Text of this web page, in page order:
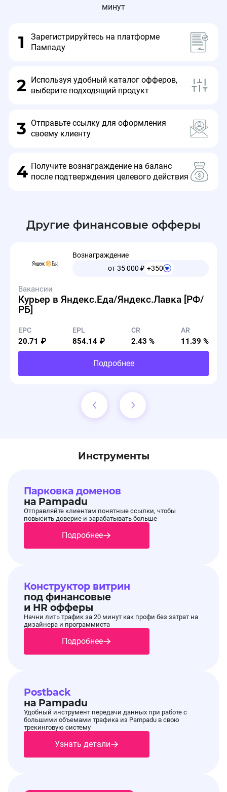
минут
1
Зарегистрируйтесь на платформе
Пампаду
2
Используя удобный каталог офферов,
выберите подходящий продукт
3 Отправьте ссылку для оформления
своему клиенту
4 Получите вознаграждение на баланс
после подтверждения целевого действия
Другие финансовые офферы
Вознаграждение
от 35 000 ₽ +350
Вакансии
Курьер в Яндекс.Еда/Яндекс.Лавка [РФ/
РБ]
EPC
20.71 ₽
EPL
854.14 ₽
CR
2.43 %
AR
11.39 %
Подробнее
Инструменты
Парковка доменов
на Pampadu
Отправляйте клиентам понятные ссылки, чтобы
повысить доверие и зарабатывать больше
Подробнее
Конструктор витрин
под финансовые
и HR офферы
Начни лить трафик за 20 минут как профи без затрат на
дизайнера и программиста
Подробнее
Postback
на Pampadu
Удобный инструмент передачи данных при работе с
большими объемами трафика из Pampadu в свою
трекинговую систему
Узнать детали